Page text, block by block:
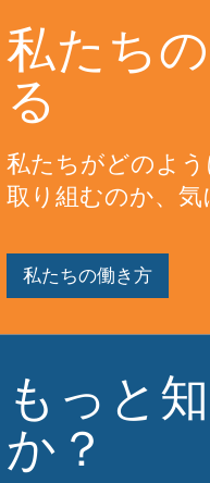
私たち
る
私たちがどのよ
取り組むのか、
私たちの働き方
もっと
か？